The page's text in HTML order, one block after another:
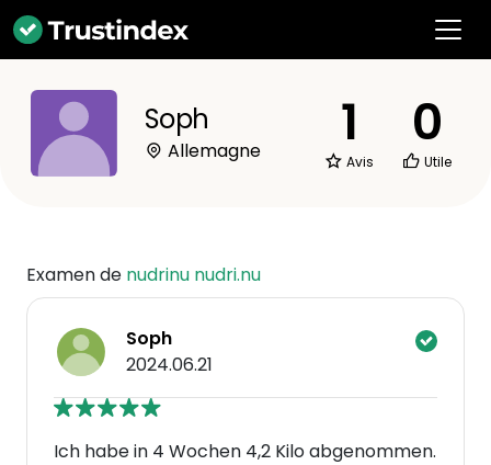
Soph
Allemagne 1
Avis
0
Utile
Examen de nudrinu nudri.nu
Soph
2024.06.21
Ich habe in 4 Wochen 4,2 Kilo abgenommen.